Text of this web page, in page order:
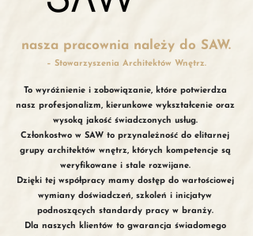
nasza pracownia należy do SAW.
– Stowarzyszenia Architektów Wnętrz.
To wyróżnienie i zobowiązanie, które potwierdza
nasz profesjonalizm, kierunkowe wykształcenie oraz
wysoką jakość świadczonych usług.
Członkostwo w SAW to przynależność do elitarnej
grupy architektów wnętrz, których kompetencje są
weryfikowane i stale rozwijane.
Dzięki tej współpracy mamy dostęp do wartościowej
wymiany doświadczeń, szkoleń i inicjatyw
podnoszących standardy pracy w branży.
Dla naszych klientów to gwarancja świadomego